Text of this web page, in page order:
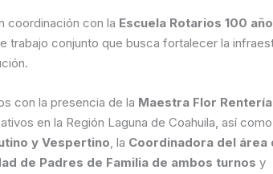
coordinación con la Escuela Rotarios 100
trabajo conjunto que busca fortalecer la
con la presencia de la Maestra Flor Rentería
en la Región Laguna de Coahuila, así
y Vespertino, la Coordinadora del área
de Padres de Familia de ambos turnos y